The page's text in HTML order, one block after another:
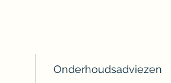
Onderhoudsadviezen